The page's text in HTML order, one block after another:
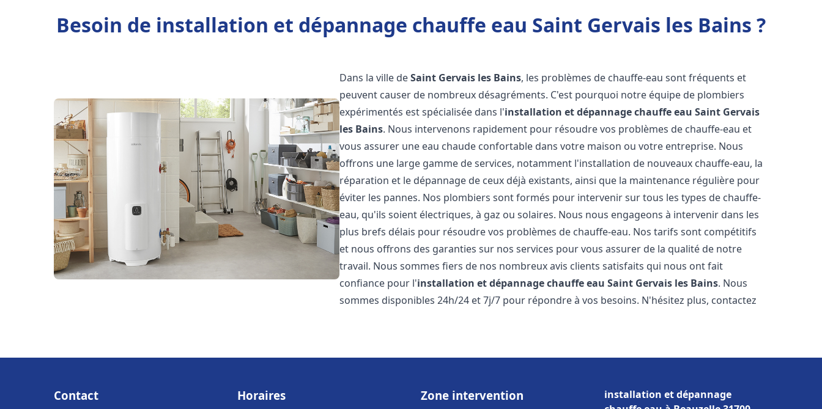
Besoin de installation et dépannage chauffe eau Saint Gervais les Bains ?
Dans la ville deSaint Gervais les Bains, les problèmes de chauffe-eau sont fréquents et
peuvent causer de nombreux désagréments. C'est pourquoi notre équipe de plombiers
expérimentés est spécialisée dans l'installation et dépannage chauffe eau Saint Gervais
les Bains. Nous intervenons rapidement pour résoudre vos problèmes de chauffe-eau et
vous assurer une eau chaude confortable dans votre maison ou votre entreprise. Nous
offrons une large gamme de services, notamment l'installation de nouveaux chauffe-eau, la
réparation et le dépannage de ceux déjà existants, ainsi que la maintenance régulière pour
éviter les pannes. Nos plombiers sont formés pour intervenir sur tous les types de chauffe-
eau, qu'ils soient électriques, à gaz ou solaires. Nous nous engageons à intervenir dans les
plus brefs délais pour résoudre vos problèmes de chauffe-eau. Nos tarifs sont compétitifs
et nous offrons des garanties sur nos services pour vous assurer de la qualité de notre
travail. Nous sommes fiers de nos nombreux avis clients satisfaits qui nous ont fait
confiance pour l'installation et dépannage chauffe eau Saint Gervais les Bains. Nous
sommes disponibles 24h/24 et 7j/7 pour répondre à vos besoins. N'hésitez plus, contactez
Contact Horaires Zone intervention
installation et dépannage